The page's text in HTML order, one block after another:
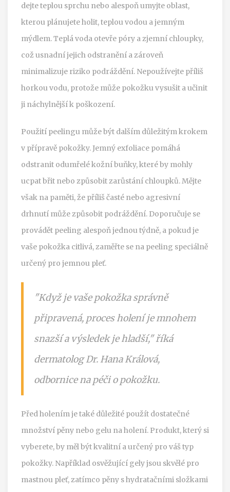
dejte teplou sprchu nebo alespoň umyjte oblast,
kterou plánujete holit, teplou vodou a jemným
mýdlem. Teplá voda otevře póry a zjemní chloupky,
což usnadní jejich odstranění a zároveň
minimalizuje riziko podráždění. Nepoužívejte příliš
horkou vodu, protože může pokožku vysušit a učinit
ji náchylnější k poškození.
Použití peelingu může být dalším důležitým krokem
v přípravě pokožky. Jemný exfoliace pomáhá
odstranit odumřelé kožní buňky, které by mohly
ucpat břit nebo způsobit zarůstání chloupků. Mějte
však na paměti, že příliš časté nebo agresivní
drhnutí může způsobit podráždění. Doporučuje se
provádět peeling alespoň jednou týdně, a pokud je
vaše pokožka citlivá, zaměřte se na peeling speciálně
určený pro jemnou pleť.
"Když je vaše pokožka správně
připravená, proces holení je mnohem
snazší a výsledek je hladší," říká
dermatolog Dr. Hana Králová,
odbornice na péči o pokožku.
Před holením je také důležité použít dostatečné
množství pěny nebo gelu na holení. Produkt, který si
vyberete, by měl být kvalitní a určený pro váš typ
pokožky. Například osvěžující gely jsou skvělé pro
mastnou pleť, zatímco pěny s hydratačními složkami